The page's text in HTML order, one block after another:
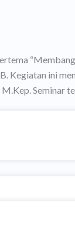
ini
dengan
bagaimana
yang